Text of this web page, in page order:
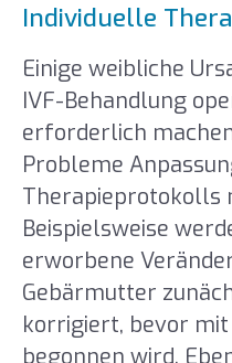
Individuelle
Einige weibliche
IVF-Behandlung
erforderlich
Probleme
Therapieprotokolls
Beispielsweise
erworbene
Gebärmutter
korrigiert, bevor
begonnen wird.